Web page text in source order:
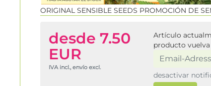
ORIGINAL SENSIBLE SEEDS PROMOCIÓN DE
desde 7.50
EUR
IVA incl., envío excl.
Artículo
producto
desactivar